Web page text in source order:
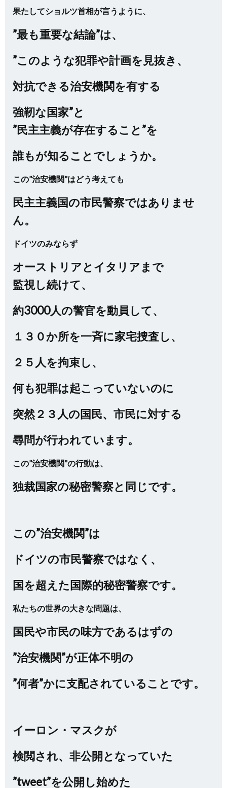
果たしてショルツ首相が言うように、
”最も重要な結論”は、
”このような犯罪や計画を見抜き、
対抗できる治安機関を有する
強靭な国家”と
”民主主義が存在すること”を
誰もが知ることでしょうか。
この”治安機関”はどう考えても
民主主義国の市民警察ではありませ
ん。
ドイツのみならず
オーストリアとイタリアまで
監視し続けて、
約3000人の警官を動員して、
１３０か所を一斉に家宅捜査し、
２５人を拘束し、
何も犯罪は起こっていないのに
突然２３人の国民、市民に対する
尋問が行われています。
この”治安機関”の行動は、
独裁国家の秘密警察と同じです。
この”治安機関”は
ドイツの市民警察ではなく、
国を超えた国際的秘密警察です。
私たちの世界の大きな問題は、
国民や市民の味方であるはずの
”治安機関”が正体不明の
”何者”かに支配されていることです。
イーロン・マスクが
検閲され、非公開となっていた
”tweet”を公開し始めた